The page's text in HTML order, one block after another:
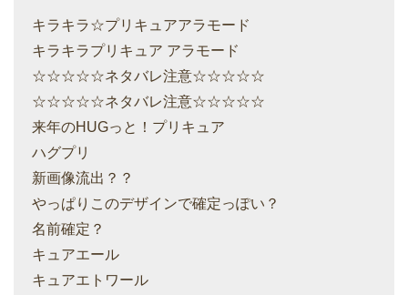
キラキラ☆プリキュアアラモード
キラキラプリキュア アラモード
☆☆☆☆☆ネタバレ注意☆☆☆☆☆
☆☆☆☆☆ネタバレ注意☆☆☆☆☆
来年のHUGっと！プリキュア
ハグプリ
新画像流出？？
やっぱりこのデザインで確定っぽい？
名前確定？
キュアエール
キュアエトワール